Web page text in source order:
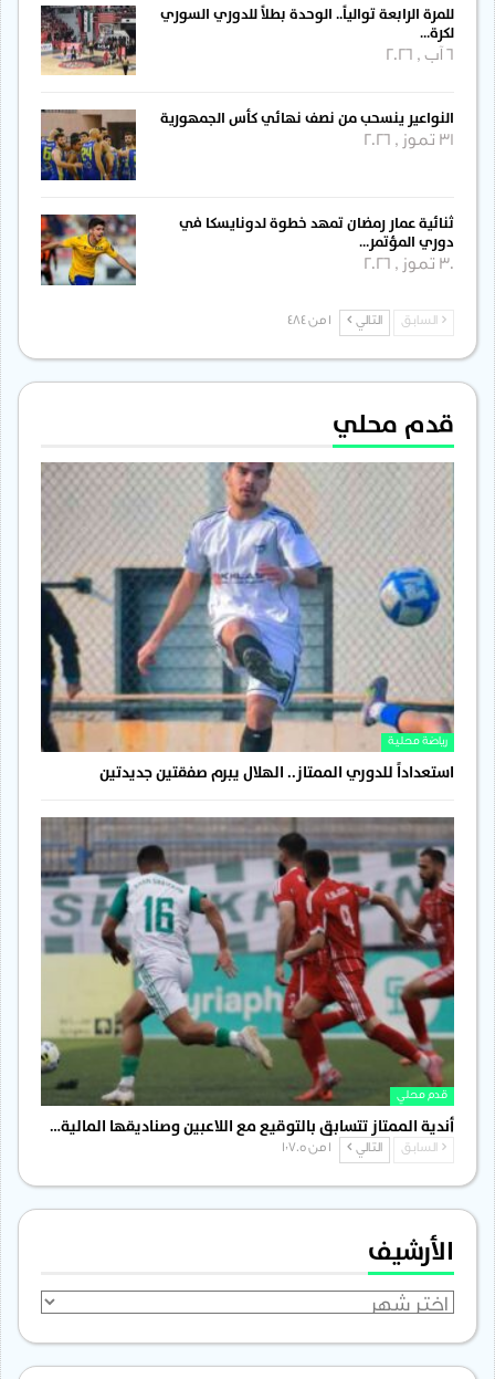
للمرة الرابعة توالياً.. الوحدة بطلاً للدوري السوري
لكرة…
النواعير ينسحب من نصف نهائي كأس الجمهورية
31 تموز , 2026
ثنائية عمار رمضان تمهد خطوة لدونايسكا في
دوري المؤتمر…
30 تموز , 2026
السابق التالي
قدم محلي
رياضة محلية
استعداداً للدوري الممتاز.. الهلال يبرم صفقتين جديدتين
قدم محلي
أندية الممتاز تتسابق بالتوقيع مع اللاعبين وصناديقها المالية…
السابق التالي
الأرشيف
الأرشيف